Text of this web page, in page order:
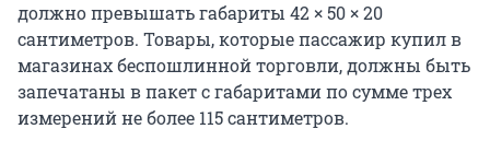
должно превышать габариты 42 × 50 × 20
сантиметров. Товары, которые пассажир купил в
магазинах беспошлинной торговли, должны быть
запечатаны в пакет с габаритами по сумме трех
измерений не более 115 сантиметров.